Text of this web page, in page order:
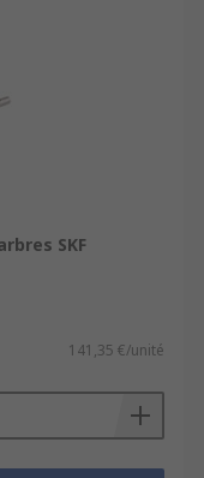
SKF
141,35 €/unité